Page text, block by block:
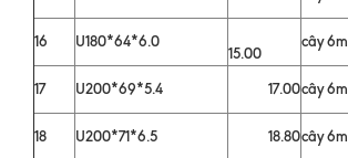
16
U180*64*6.0
15.00
cây 6m
17
U200*69*5.4 17.00cây 6m
18
U200*71*6.5 18.80cây 6m